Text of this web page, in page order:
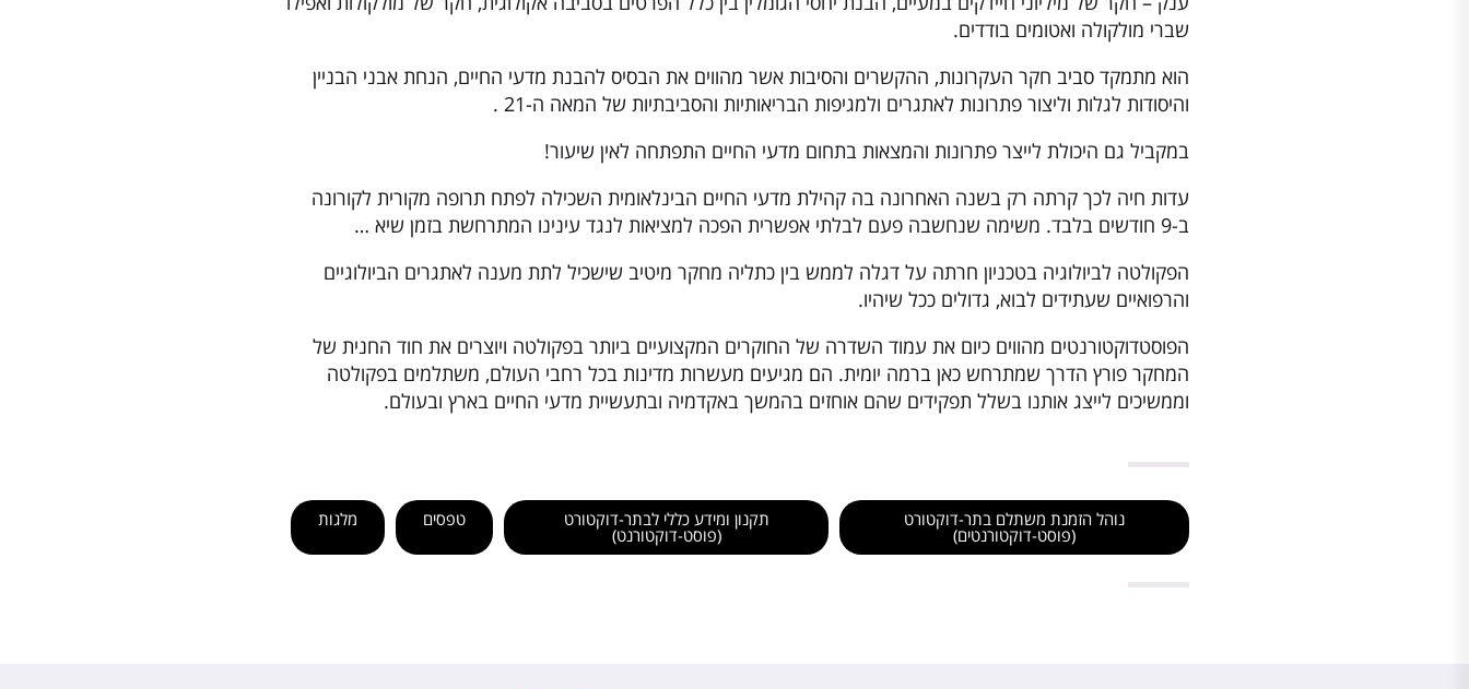
שברי מולקולה ואטומים בודדים.
הוא מתמקד סביב חקר העקרונות, ההקשרים והסיבות אשר מהווים את הבסיס להבנת מדעי החיים, הנחת אבני הבניין
והיסודות לגלות וליצור פתרונות לאתגרים ולמגיפות הבריאותיות והסביבתיות של המאה ה-21 .
במקביל גם היכולת לייצר פתרונות והמצאות בתחום מדעי החיים התפתחה לאין שיעור!
עדות חיה לכך קרתה רק בשנה האחרונה בה קהילת מדעי החיים הבינלאומית השכילה לפתח תרופה מקורית לקורונה
ב-9 חודשים בלבד. משימה שנחשבה פעם לבלתי אפשרית הפכה למציאות לנגד עינינו המתרחשת בזמן שיא …
הפקולטה לביולוגיה בטכניון חרתה על דגלה לממש בין כתליה מחקר מיטיב שישכיל לתת מענה לאתגרים הביולוגיים
והרפואיים שעתידים לבוא, גדולים ככל שיהיו.
הפוסטדוקטורנטים מהווים כיום את עמוד השדרה של החוקרים המקצועיים ביותר בפקולטה ויוצרים את חוד החנית של
המחקר פורץ הדרך שמתרחש כאן ברמה יומית. הם מגיעים מעשרות מדינות בכל רחבי העולם, משתלמים בפקולטה
וממשיכים לייצג אותנו בשלל תפקידים שהם אוחזים בהמשך באקדמיה ובתעשיית מדעי החיים בארץ ובעולם.
נוהל הזמנת משתלם בתר-דוקטורט
(פוסט-דוקטורנטים)
תקנון ומידע כללי לבתר-דוקטורט
(פוסט-דוקטורנט)
טפסים מלגות